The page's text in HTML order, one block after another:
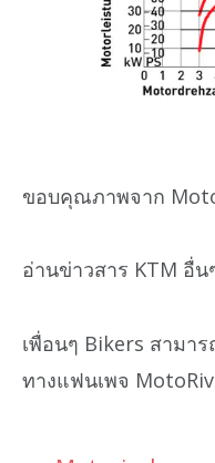
ขอบคุณภาพจาก
อ่านข่าวสาร KTM อื่น
เพื่อนๆ Bikers สามา
ทางแฟนเพจ